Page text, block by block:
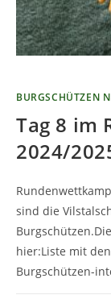
BURGSCHÜTZEN
Tag 8 im
2024/
sind die
hier:Liste mit
Burgschützen-